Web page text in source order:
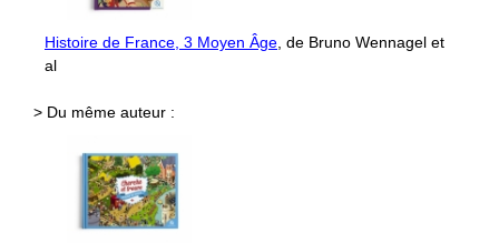
Histoire de France, 3 Moyen Âge, de Bruno Wennagel et
al
> Du même auteur :